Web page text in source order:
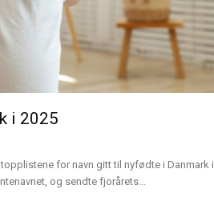
i 2025
for navn gitt til nyfødte i Danmark i
og sendte fjorårets...